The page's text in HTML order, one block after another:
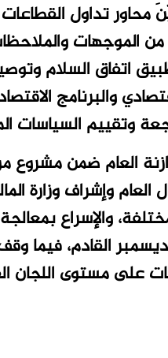
محاور تداول
والملاحظات
اتفاق السلام
والبرنامج
العام وإشراف وزارة
والإسراع
القادم، فيما
على مستوى اللجان